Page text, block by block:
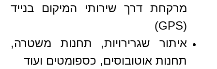
מרקחת דרך שירותי המיקום בנייד
(GPS)
איתור שגרירויות, תחנות משטרה,
תחנות אוטובוסים, כספומטים ועוד